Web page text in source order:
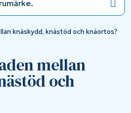
knäskydd, knästöd och knäortos?
mellan
och